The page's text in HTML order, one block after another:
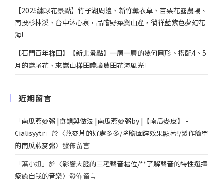
【2025繡球花景點】竹子湖周邊、新竹薰衣草、苗栗花露農場、
南投杉林溪、台中沐心泉，品嚐野菜與山產，徜徉藍紫色夢幻花
海!
【石門百年梯田】【新北景點】一層一層的幾何圖形、搭配4、5
月的鳶尾花、來嵩山梯田體驗農田花海風光!
近期留言
「南瓜燕麥粥 |食譜與做法 |南瓜燕麥粥by |【南瓜麥皮】 -
Cialisyytr 」於〈燕麥片的好處多多/降膽固醇效果顯著!/製作簡單
的南瓜燕麥粥〉發佈留言
「葉小姐 」於〈影響大腦的三種聲音檔位/**了解聲音的特性選擇
療癒自我的音樂〉發佈留言